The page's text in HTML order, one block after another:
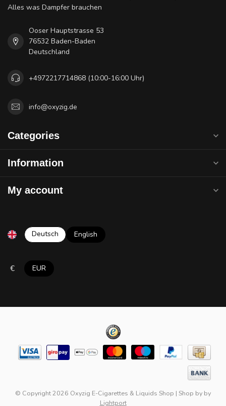
Alles was Dampfer brauchen
Ooser Hauptstrasse 53
76532 Baden-Baden
Deutschland
+4972217714868 (10:00-16:00 Uhr)
info@oxyzig.de
Categories
Information
My account
Deutsch English
€ EUR
© Copyright 2026 Oxyzig E-Cigarettes & Liquids Shop | Shop by by
Lightport